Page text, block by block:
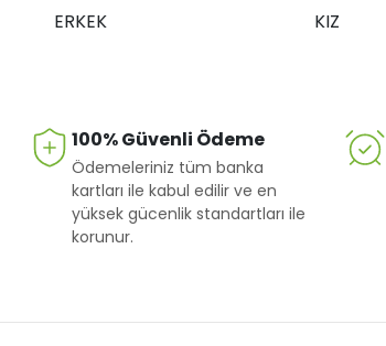
ERKEK KIZ
100% Güvenli Ödeme
Ödemeleriniz tüm banka
kartları ile kabul edilir ve en
yüksek gücenlik standartları ile
korunur.